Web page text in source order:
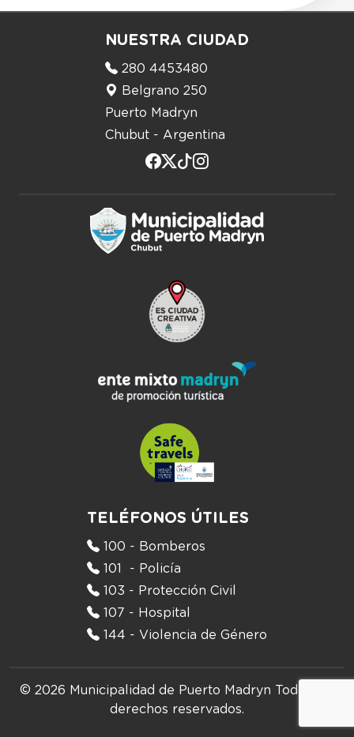
NUESTRA CIUDAD
280 4453480
Belgrano 250
Puerto Madryn
Chubut - Argentina
TELÉFONOS ÚTILES
100 - Bomberos
101 - Policía
103 - Protección Civil
107 - Hospital
144 - Violencia de Género
© 2026 Municipalidad de Puerto Madryn Todos los
derechos reservados.